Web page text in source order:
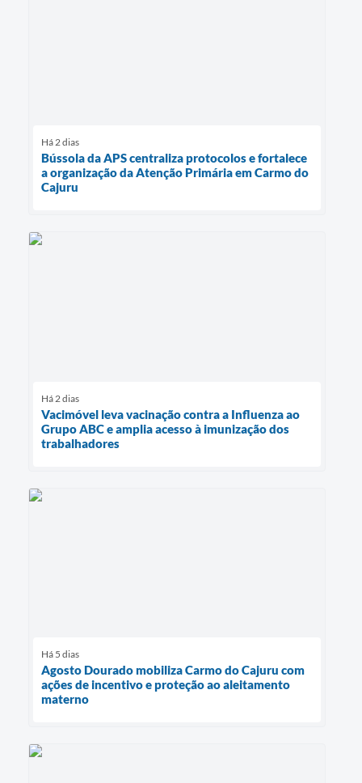
Há 2 dias
Bússola da APS centraliza protocolos e fortalece
a organização da Atenção Primária em Carmo do
Cajuru
Há 2 dias
Vacimóvel leva vacinação contra a Influenza ao
Grupo ABC e amplia acesso à imunização dos
trabalhadores
Há 5 dias
Agosto Dourado mobiliza Carmo do Cajuru com
ações de incentivo e proteção ao aleitamento
materno